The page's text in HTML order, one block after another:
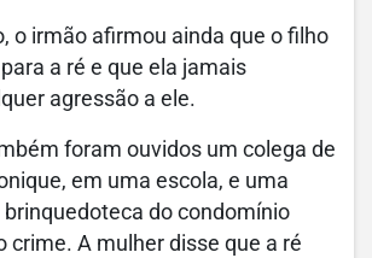
o irmão afirmou ainda que o filho
a ré e que ela jamais
agressão a ele.
foram ouvidos um colega de
em uma escola, e uma
do condomínio
crime. A mulher disse que a ré